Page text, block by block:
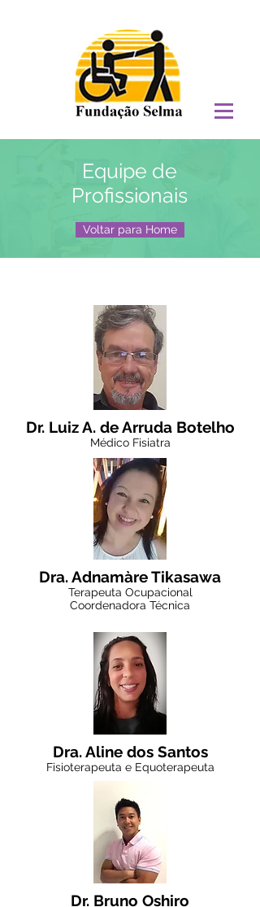
Equipe de
Profissionais
Voltar para Home
Dr. Luiz A. de Arruda Botelho
Médico Fisiatra
Dra. Adnamàre Tikasawa
Terapeuta Ocupacional
Coordenadora Técnica
Dra. Aline dos Santos
Fisioterapeuta e Equoterapeuta
Dr. Bruno Oshiro